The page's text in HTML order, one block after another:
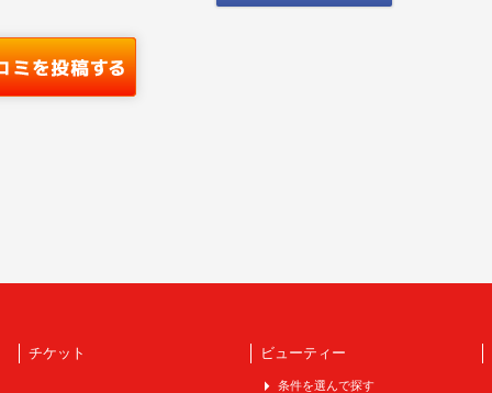
チケット ビューティー
条件を選んで探す